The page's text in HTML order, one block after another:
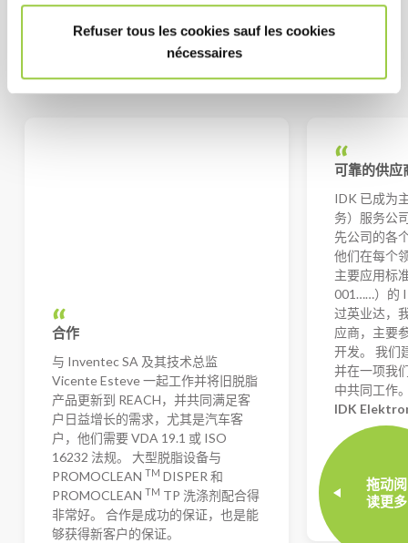
Refuser tous les cookies sauf les cookies
nécessaires
感言
满意的客户和合作伙伴
拖动阅
读更多
合作
与 Inventec SA 及其技术总监
Vicente Esteve 一起工作并将旧脱脂
产品更新到 REACH，并共同满足客
户日益增长的需求，尤其是汽车客
户，他们需要 VDA 19.1 或 ISO
16232 法规。 大型脱脂设备与
PROMOCLEAN TM DISPER 和
PROMOCLEAN TM TP 洗涤剂配合得
非常好。 合作是成功的保证，也是能
够获得新客户的保证。
可靠的供应
IDK 已成为
务）服务公
先公司的各
他们在每个
主要应用标
001……）的
过英业达，
应商，主要
开发。 我们
并在一项我
中共同工作
IDK
Juanjo Frias
工艺工程师